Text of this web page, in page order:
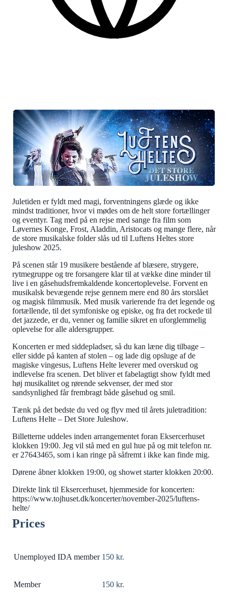
Juletiden er fyldt med magi, forventningens glæde og ikke
mindst traditioner, hvor vi mødes om de helt store fortællinger
og eventyr. Tag med på en rejse med sange fra film som
Løvernes Konge, Frost, Aladdin, Aristocats og mange flere, når
de store musikalske folder slås ud til Luftens Heltes store
juleshow 2025.
På scenen står 19 musikere bestående af blæsere, strygere,
rytmegruppe og tre forsangere klar til at vække dine minder til
live i en gåsehudsfremkaldende koncertoplevelse. Forvent en
musikalsk bevægende rejse gennem mere end 80 års storslået
og magisk filmmusik. Med musik varierende fra det legende og
fortællende, til det symfoniske og episke, og fra det rockede til
det jazzede, er du, venner og familie sikret en uforglemmelig
oplevelse for alle aldersgrupper.
Koncerten er med siddepladser, så du kan læne dig tilbage –
eller sidde på kanten af stolen – og lade dig opsluge af de
magiske vingesus, Luftens Helte leverer med overskud og
indlevelse fra scenen. Det bliver et fabelagtigt show fyldt med
høj musikalitet og rørende sekvenser, der med stor
sandsynlighed får frembragt både gåsehud og smil.
Tænk på det bedste du ved og flyv med til årets juletradition:
Luftens Helte – Det Store Juleshow.
Billetterne uddeles inden arrangementet foran Eksercerhuset
klokken 19:00. Jeg vil stå med en gul hue på og mit telefon nr.
er 27643465, som i kan ringe på såfremt i ikke kan finde mig.
Dørene åbner klokken 19:00, og showet starter klokken 20:00.
Direkte link til Eksercerhuset, hjemmeside for koncerten:
https://www.tojhuset.dk/koncerter/november-2025/luftens-
helte/
Prices
Unemployed IDA member 150 kr.
Member 150 kr.